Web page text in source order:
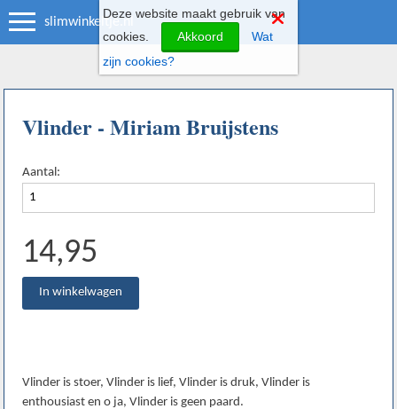
slimwinkeltje.nl
Vlinder - Miriam Bruijstens
Aantal:
14,95
Vlinder is stoer, Vlinder is lief, Vlinder is druk, Vlinder is
enthousiast en o ja, Vlinder is geen paard.
Deze website maakt gebruik van
cookies.
Akkoord
Wat
zijn cookies?